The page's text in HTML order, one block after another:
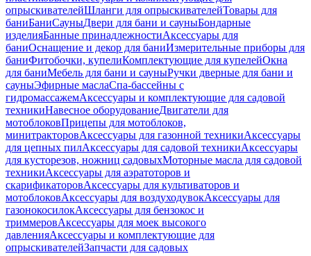
опрыскивателейШланги для опрыскивателейТовары для
баниБаниСауныДвери для бани и сауныБондарные
изделияБанные принадлежностиАксессуары для
баниОснащение и декор для баниИзмерительные приборы для
баниФитобочки, купелиКомплектующие для купелейОкна
для баниМебель для бани и сауныРучки дверные для бани и
сауныЭфирные маслаСпа-бассейны с
гидромассажемАксессуары и комплектующие для садовой
техникиНавесное оборудованиеДвигатели для
мотоблоковПрицепы для мотоблоков,
минитракторовАксессуары для газонной техникиАксессуары
для цепных пилАксессуары для садовой техникиАксессуары
для кусторезов, ножниц садовыхМоторные масла для садовой
техникиАксессуары для аэратоторов и
скарификаторовАксессуары для культиваторов и
мотоблоковАксессуары для воздуходувокАксессуары для
газонокосилокАксессуары для бензокос и
триммеровАксессуары для моек высокого
давленияАксессуары и комплектующие для
опрыскивателейЗапчасти для садовых